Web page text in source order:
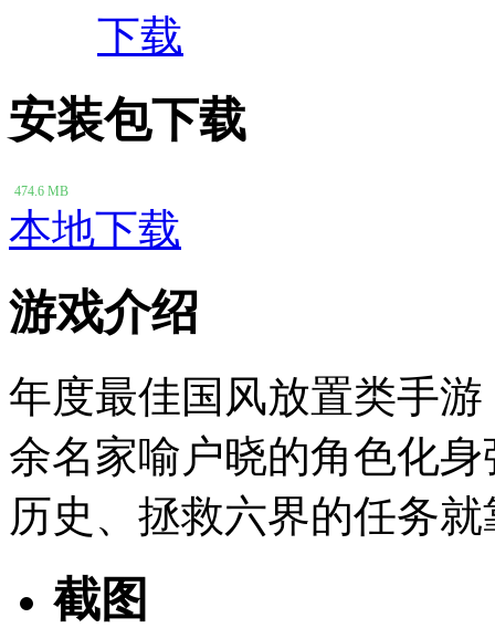
下载
安装包下载
474.6 MB
本地下载
游戏介绍
年度最佳国风放置类手
余名家喻户晓的角色化
历史、拯救六界的任务
截图